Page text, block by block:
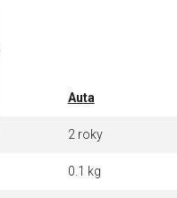
Auta
2 roky
0.1 kg